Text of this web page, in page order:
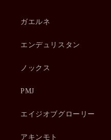
ガエルネ
エンデュリスタン
ノックス
PMJ
エイジオブグローリー
アキンモト